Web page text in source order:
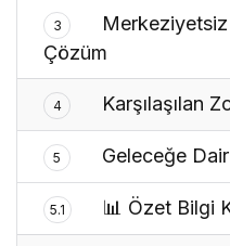
3
Çözüm
4 Karşılaşılan
5 Geleceğe Dair
5.1 📊 Özet Bilgi